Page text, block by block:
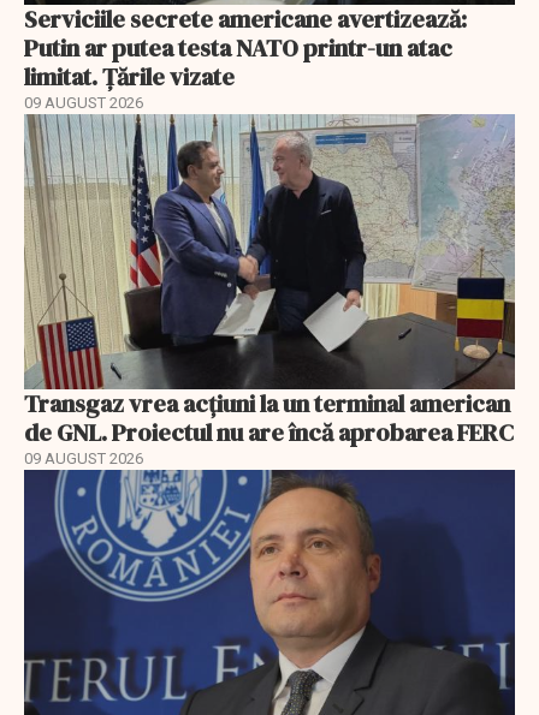
Serviciile secrete americane avertizează:
Putin ar putea testa NATO printr-un atac
limitat. Țările vizate
09 AUGUST 2026
Transgaz vrea acțiuni la un terminal american
de GNL. Proiectul nu are încă aprobarea FERC
09 AUGUST 2026